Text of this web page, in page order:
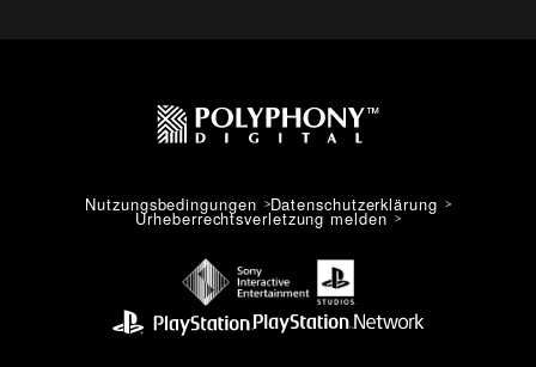
Nutzungsbedingungen Datenschutzerklärung
Urheberrechtsverletzung melden